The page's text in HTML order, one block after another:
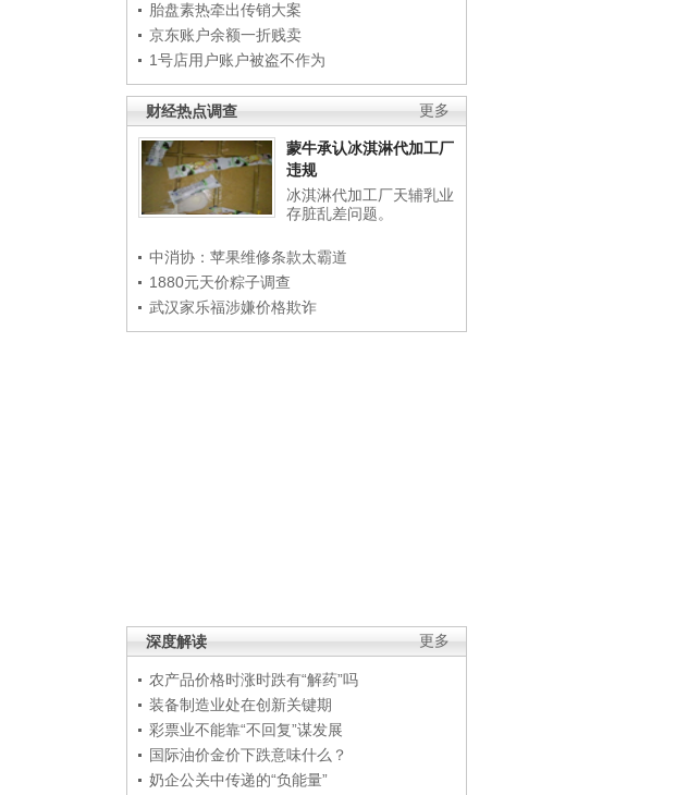
胎盘素热牵出传销大案
京东账户余额一折贱卖
1号店用户账户被盗不作为
更多
财经热点调查
蒙牛承认冰淇淋代加工厂
违规
冰淇淋代加工厂天辅乳业
存脏乱差问题。
中消协：苹果维修条款太霸道
1880元天价粽子调查
武汉家乐福涉嫌价格欺诈
更多
深度解读
农产品价格时涨时跌有“解药”吗
装备制造业处在创新关键期
彩票业不能靠“不回复”谋发展
国际油价金价下跌意味什么？
奶企公关中传递的“负能量”